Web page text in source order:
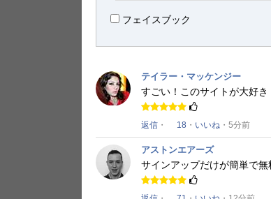
フェイスブック
テイラー・マッケンジー
すごい！ このサイトが大好き
返信 ・ 18 ・ いいね ・5分前
アストンエアーズ
サインアップだけが簡単で